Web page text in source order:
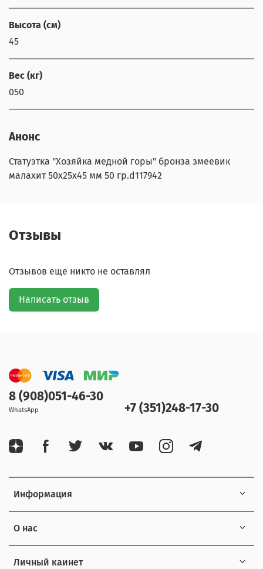
Высота (см)
45
Вес (кг)
050
Анонс
Статуэтка "Хозяйка медной горы" бронза змеевик
малахит 50х25х45 мм 50 гр.d117942
Отзывы
Отзывов еще никто не оставлял
Написать отзыв
Информация
О нас
Личный каинет
8 (908)051-46-30
WhatsApp +7 (351)248-17-30